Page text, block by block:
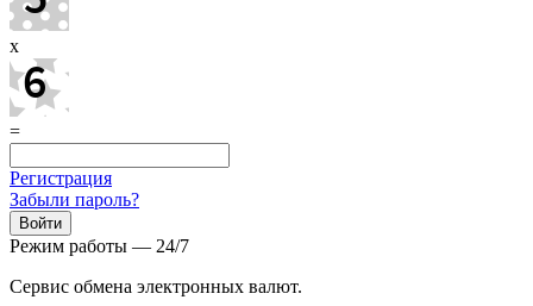
x
=
Регистрация
Забыли пароль?
Режим работы — 24/7
Сервис обмена электронных валют.